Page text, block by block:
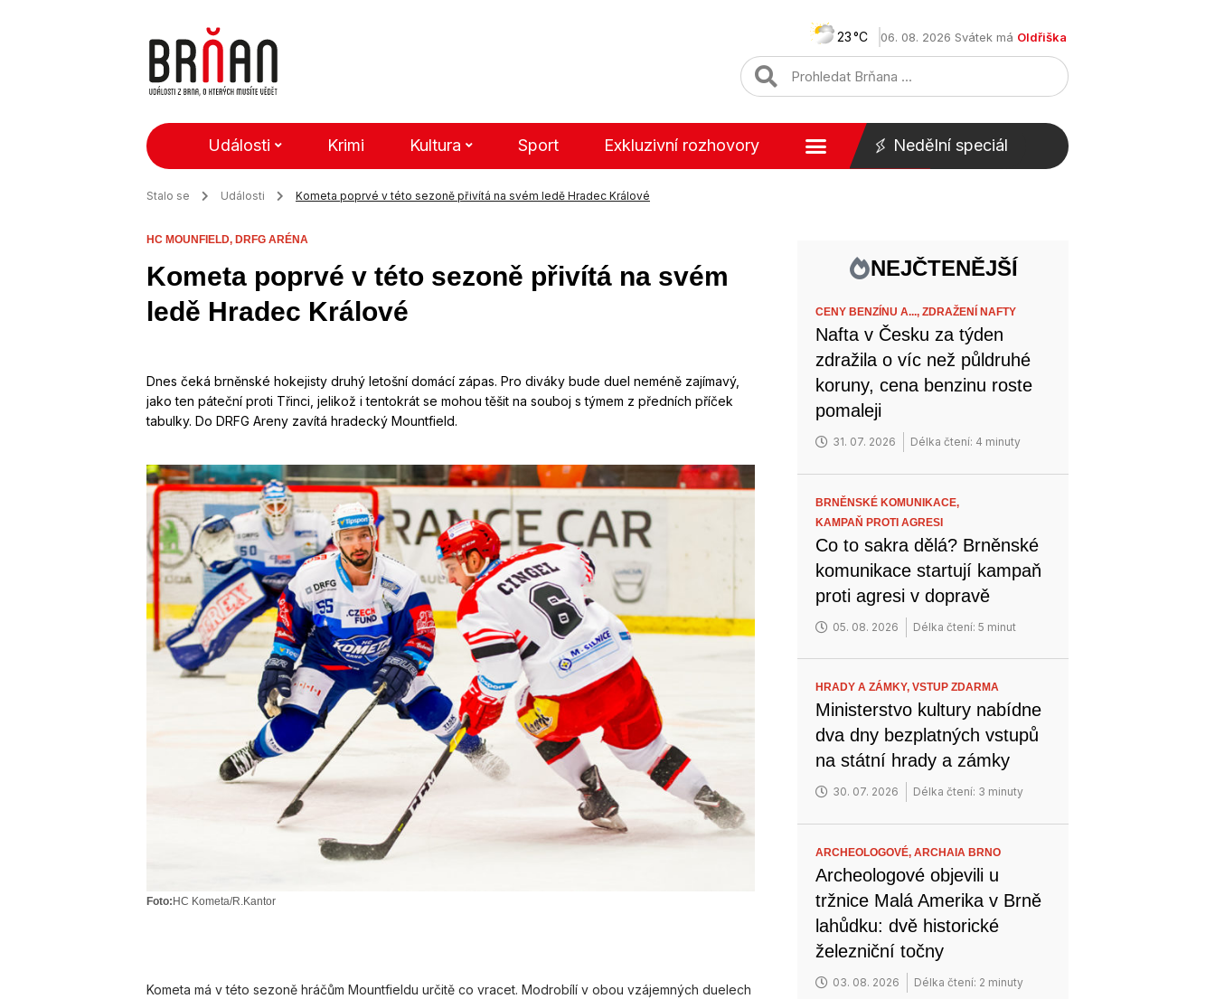
23 06. 08. 2026 Svátek má Oldřiška
Události Krimi Kultura Sport Exkluzivní rozhovory Nedělní speciál
Stalo se Události Kometa poprvé v této sezoně přivítá na svém ledě Hradec Králové
HC MOUNFIELD, DRFG ARÉNA
Kometa poprvé v této sezoně přivítá na svém
ledě Hradec Králové
Dnes čeká brněnské hokejisty druhý letošní domácí zápas. Pro diváky bude duel neméně zajímavý,
jako ten páteční proti Třinci, jelikož i tentokrát se mohou těšit na souboj s týmem z předních příček
tabulky. Do DRFG Areny zavítá hradecký Mountfield.
Foto:HC Kometa/R.Kantor
Kometa má v této sezoně hráčům Mountfieldu určitě co vracet. Modrobílí v obou vzájemných duelech
NEJČTENĚJŠÍ
CENY BENZÍNU A...,ZDRAŽENÍ NAFTY
Nafta v Česku za týden
zdražila o víc než půldruhé
koruny, cena benzinu roste
pomaleji
31. 07. 2026 Délka čtení: 4 minuty
BRNĚNSKÉ KOMUNIKACE,
KAMPAŇ PROTI AGRESI
Co to sakra dělá? Brněnské
komunikace startují kampaň
proti agresi v dopravě
05. 08. 2026 Délka čtení: 5 minut
HRADY A ZÁMKY,VSTUP ZDARMA
Ministerstvo kultury nabídne
dva dny bezplatných vstupů
na státní hrady a zámky
30. 07. 2026 Délka čtení: 3 minuty
ARCHEOLOGOVÉ,ARCHAIA BRNO
Archeologové objevili u
tržnice Malá Amerika v Brně
lahůdku: dvě historické
železniční točny
03. 08. 2026 Délka čtení: 2 minuty